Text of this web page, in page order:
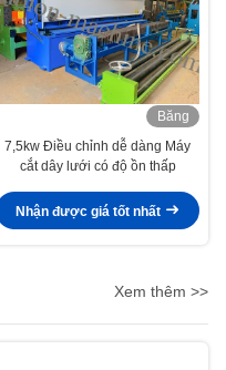
Băng
hình
7,5kw Điều chỉnh dễ dàng Máy
cắt dây lưới có độ ồn thấp
Nhận được giá tốt nhất
Xem thêm >>